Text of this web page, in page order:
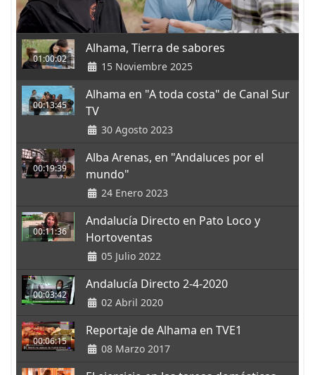
01:00:02
Alhama, Tierra de sabores
15 Noviembre 2025
00:13:45
Alhama en "A toda costa" de Canal Sur
TV
30 Agosto 2023
00:19:39
Alba Arenas, en "Andaluces por el
mundo"
24 Enero 2023
00:11:36
Andalucía Directo en Pato Loco y
Hortoventas
05 Julio 2022
00:03:42
Andalucía Directo 2-4-2020
02 Abril 2020
00:06:15
Reportaje de Alhama en TVE1
08 Marzo 2017